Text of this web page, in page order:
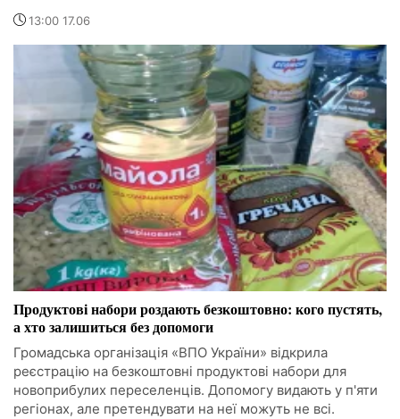
13:00 17.06
Продуктові набори роздають безкоштовно: кого пустять,
а хто залишиться без допомоги
Громадська організація «ВПО України» відкрила
реєстрацію на безкоштовні продуктові набори для
новоприбулих переселенців. Допомогу видають у п'яти
регіонах, але претендувати на неї можуть не всі.